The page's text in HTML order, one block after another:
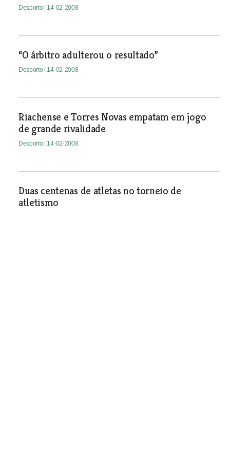
Desporto | 14-02-2008
“O árbitro adulterou o resultado”
Desporto | 14-02-2008
Riachense e Torres Novas empatam em jogo
de grande rivalidade
Desporto | 14-02-2008
Duas centenas de atletas no torneio de
atletismo